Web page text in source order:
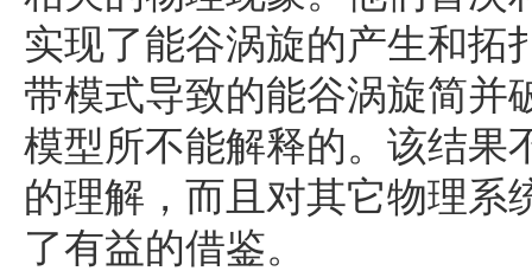
实现了能谷涡旋的产生和拓
带模式导致的能谷涡旋简并
模型所不能解释的。该结果
的理解，而且对其它物理系
了有益的借鉴。